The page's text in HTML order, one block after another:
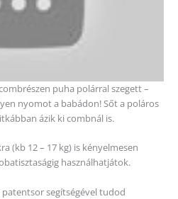
puha polárral szegett –
nyomot a babádon! Sőt a poláros
ázik ki combnál is.
(kb 12 – 17 kg) is kényelmesen
használhatjátok.
segítségével tudod